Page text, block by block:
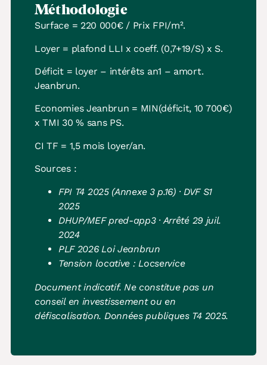
Méthodologie
Surface = 220 000€ / Prix FPI/m².
Loyer = plafond LLI x coeff. (0,7+19/S) x S.
Déficit = loyer – intérêts an1 – amort.
Jeanbrun.
Economies Jeanbrun = MIN(déficit, 10 700€)
x TMI 30 % sans PS.
CI TF = 1,5 mois loyer/an.
Sources :
FPI T4 2025 (Annexe 3 p.16) · DVF S1
2025
DHUP/MEF pred-app3 · Arrêté 29 juil.
2024
PLF 2026 Loi Jeanbrun
Tension locative : Locservice
Document indicatif. Ne constitue pas un
conseil en investissement ou en
défiscalisation. Données publiques T4 2025.